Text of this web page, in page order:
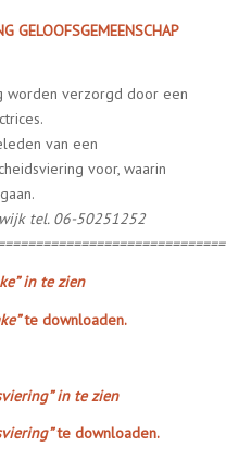
GELOOFSGEMEENSCHAP
worden verzorgd door een
van een
voor, waarin
tel. 06-50251252
in te zien
te downloaden.
in te zien
te downloaden.